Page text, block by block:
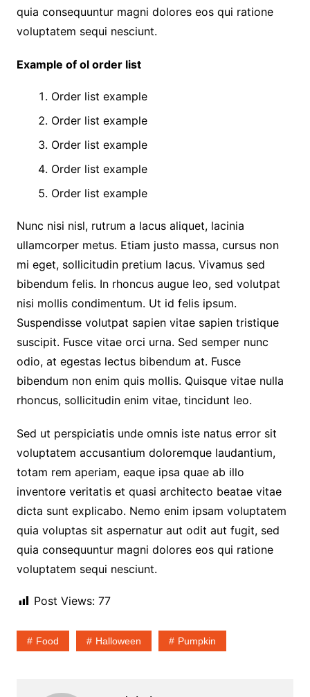
quia consequuntur magni dolores eos qui ratione
voluptatem sequi nesciunt.
Example of ol order list
Order list example
Order list example
Order list example
Order list example
Order list example
Nunc nisi nisl, rutrum a lacus aliquet, lacinia
ullamcorper metus. Etiam justo massa, cursus non
mi eget, sollicitudin pretium lacus. Vivamus sed
bibendum felis. In rhoncus augue leo, sed volutpat
nisi mollis condimentum. Ut id felis ipsum.
Suspendisse volutpat sapien vitae sapien tristique
suscipit. Fusce vitae orci urna. Sed semper nunc
odio, at egestas lectus bibendum at. Fusce
bibendum non enim quis mollis. Quisque vitae nulla
rhoncus, sollicitudin enim vitae, tincidunt leo.
Sed ut perspiciatis unde omnis iste natus error sit
voluptatem accusantium doloremque laudantium,
totam rem aperiam, eaque ipsa quae ab illo
inventore veritatis et quasi architecto beatae vitae
dicta sunt explicabo. Nemo enim ipsam voluptatem
quia voluptas sit aspernatur aut odit aut fugit, sed
quia consequuntur magni dolores eos qui ratione
voluptatem sequi nesciunt.
Post Views: 77
Food Halloween Pumpkin